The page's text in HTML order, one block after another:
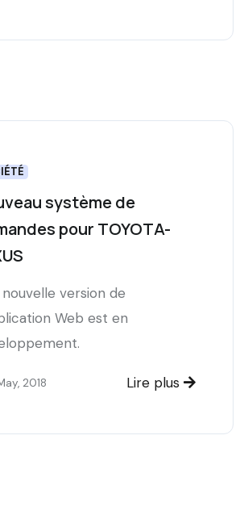
système de
pour TOYOTA-
nouvelle version de
Web est en
2018 Lire plus